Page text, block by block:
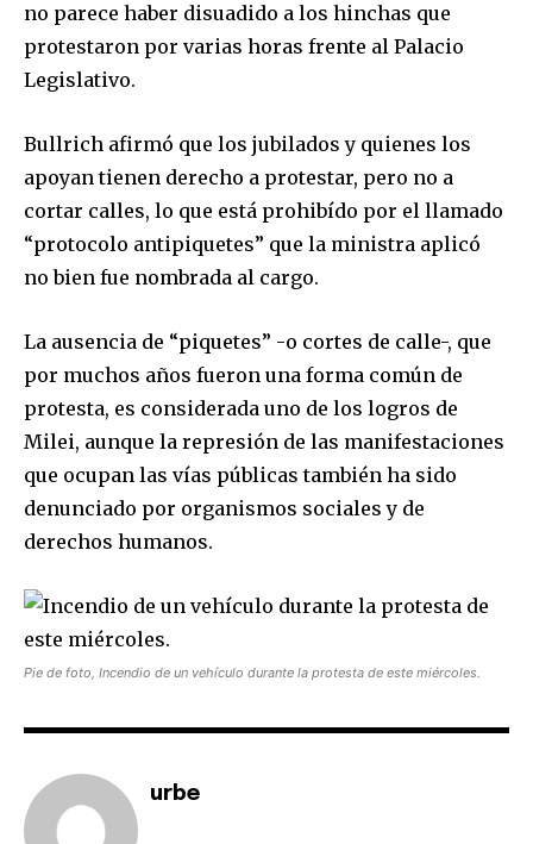
no parece haber disuadido a los hinchas que
protestaron por varias horas frente al Palacio
Legislativo.
Bullrich afirmó que los jubilados y quienes los
apoyan tienen derecho a protestar, pero no a
cortar calles, lo que está prohibído por el llamado
“protocolo antipiquetes” que la ministra aplicó
no bien fue nombrada al cargo.
La ausencia de “piquetes” -o cortes de calle-, que
por muchos años fueron una forma común de
protesta, es considerada uno de los logros de
Milei, aunque la represión de las manifestaciones
que ocupan las vías públicas también ha sido
denunciado por organismos sociales y de
derechos humanos.
Pie de foto, Incendio de un vehículo durante la protesta de este miércoles.
urbe